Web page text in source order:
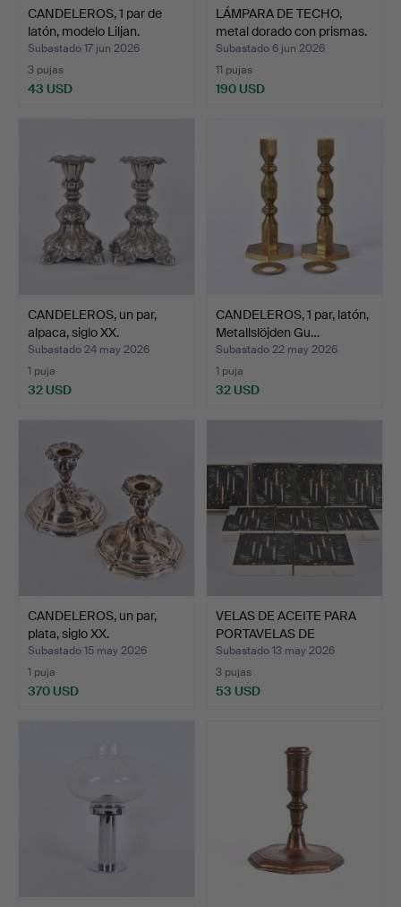
CANDELEROS, 1 par de
latón, modelo Liljan.
Subastado 17 jun 2026
3 pujas
43 USD
LÁMPARA DE TECHO,
metal dorado con prismas.
Subastado 6 jun 2026
11 pujas
190 USD
CANDELEROS, un par,
alpaca, siglo XX.
Subastado 24 may 2026
1 puja
32 USD
CANDELEROS, 1 par, latón,
Metallslöjden Gu…
Subastado 22 may 2026
1 puja
32 USD
CANDELEROS, un par,
plata, siglo XX.
Subastado 15 may 2026
1 puja
370 USD
VELAS DE ACEITE PARA
PORTAVELAS DE
NAVIDAD…
Subastado 13 may 2026
3 pujas
53 USD